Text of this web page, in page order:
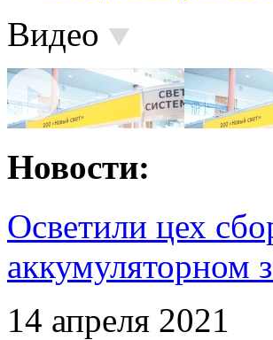
Видео
Новости:
Осветили цех
аккумуляторном
14 апреля 2021